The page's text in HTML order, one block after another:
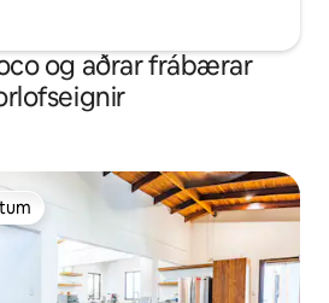
og aðrar frábærar